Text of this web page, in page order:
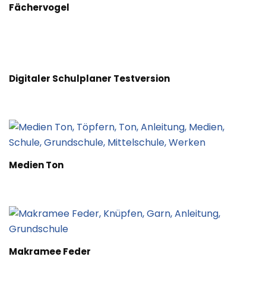
Fächervogel
Digitaler Schulplaner Testversion
Medien Ton
Makramee Feder